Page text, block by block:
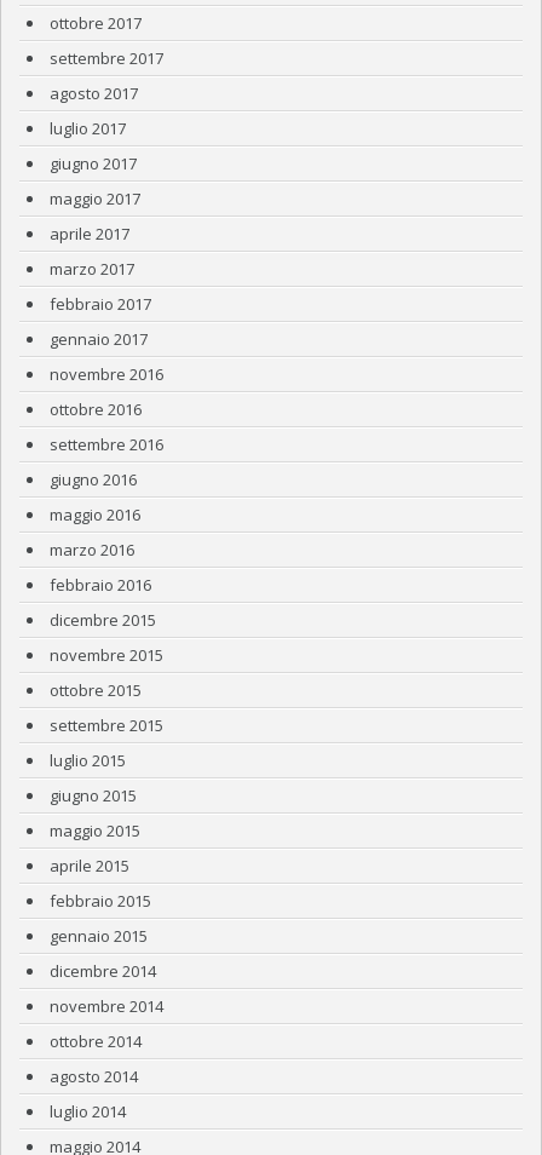
ottobre 2017
settembre 2017
agosto 2017
luglio 2017
giugno 2017
maggio 2017
aprile 2017
marzo 2017
febbraio 2017
gennaio 2017
novembre 2016
ottobre 2016
settembre 2016
giugno 2016
maggio 2016
marzo 2016
febbraio 2016
dicembre 2015
novembre 2015
ottobre 2015
settembre 2015
luglio 2015
giugno 2015
maggio 2015
aprile 2015
febbraio 2015
gennaio 2015
dicembre 2014
novembre 2014
ottobre 2014
agosto 2014
luglio 2014
maggio 2014